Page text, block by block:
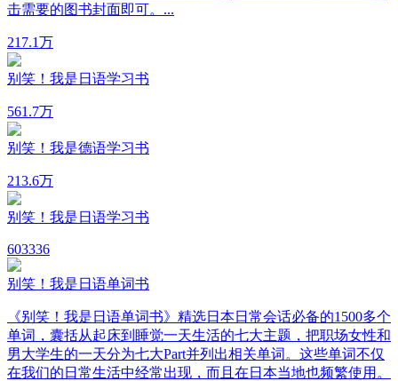
击需要的图书封面即可。...
21 7.1万
别笑！我是日语学习书
561.7万
别笑！我是德语学习书
213.6万
别笑！我是日语学习书
603336
别笑！我是日语单词书
《别笑！我是日语单词书》精选日本日常会话必备的1500多个
单词，囊括从起床到睡觉一天生活的七大主题，把职场女性和
男大学生的一天分为七大Part并列出相关单词。这些单词不仅
在我们的日常生活中经常出现，而且在日本当地也频繁使用。